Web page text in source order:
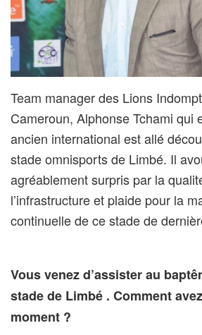
Team manager des Lions
Cameroun, Alphonse Tchami qui
ancien international est allé
stade omnisports de Limbé. Il
agréablement surpris par la
l’infrastructure et plaide pour la
continuelle de ce stade de
Vous venez d’assister au
stade de Limbé . Comment
moment ?